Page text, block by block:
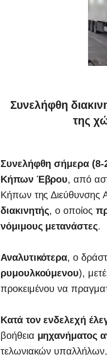
Συνελήφθη
της
Συνελήφθη σήμερα (8-
Κήπων Έβρου, από
Κήπων της Διεύθυνσης
διακινητής, ο οποίος
νόμιμους μετανάστες.
Αναλυτικότερα, ο
ρυμουλκούμενου),
προκειμένου να
Κατά τον ενδελεχή
βοήθεια μηχανήματος
τελωνιακών υπαλλήλων,